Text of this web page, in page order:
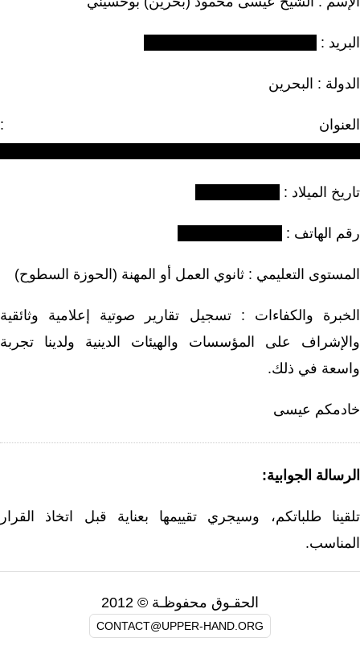
:
: البحرين
:
الميلاد :
الهاتف :
التعليمي : ثانوي العمل أو المهنة (الحوزة السطوح)
والكفاءات : تسجيل تقارير صوتية إعلامية وثائقية
على المؤسسات والهيئات الدينية ولدينا تجربة
في ذلك.
عيسى
الجوابية:
طلباتكم، وسيجري تقييمها بعناية قبل اتخاذ القرار
الحقـوق محفوظـة © 2012
CONTACT@UPPER-HAND.ORG